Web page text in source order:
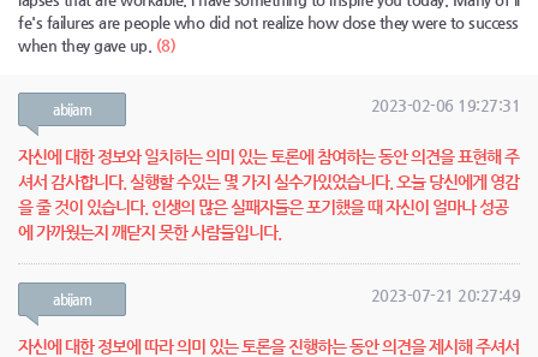
fe's failures are people who did not realize how close they were to success
when they gave up. (8)
abijam 2023-02-06 19:27:31
자신에 대한 정보와 일치하는 의미 있는 토론에 참여하는 동안 의견을 표현해 주
셔서 감사합니다. 실행할 수있는 몇 가지 실수가있었습니다. 오늘 당신에게 영감
을 줄 것이 있습니다. 인생의 많은 실패자들은 포기했을 때 자신이 얼마나 성공
에 가까웠는지 깨닫지 못한 사람들입니다.
abijam 2023-07-21 20:27:49
자신에 대한 정보에 따라 의미 있는 토론을 진행하는 동안 의견을 제시해 주셔서